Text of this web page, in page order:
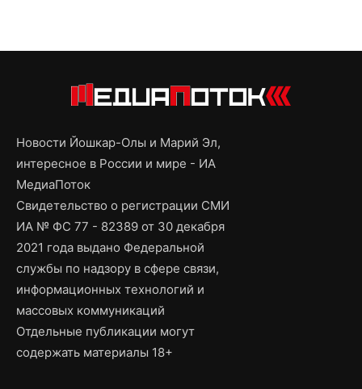
Новости Йошкар-Олы и Марий Эл,
интересное в России и мире - ИА
МедиаПоток
Свидетельство о регистрации СМИ
ИА № ФС 77 - 82389 от 30 декабря
2021 года выдано Федеральной
службы по надзору в сфере связи,
информационных технологий и
массовых коммуникаций
Отдельные публикации могут
содержать материалы 18+